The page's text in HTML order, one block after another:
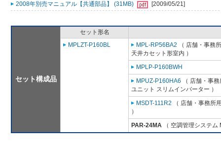
2008年別売マニュアル【共通部品】 (31MB)
[2009/05/21]
セット構成品
セット形名
MPLZT-P160BL
MPL-RP56BA2 （ 店舗・事務
天井カセット形室内 ）
MPLP-P160BWH
MPUZ-P160HA6 （ 店舗・事
ユニット スリムインバーター ）
MSDT-111R2 （ 店舗・事務所
）
PAR-24MA （ 空調管理システム